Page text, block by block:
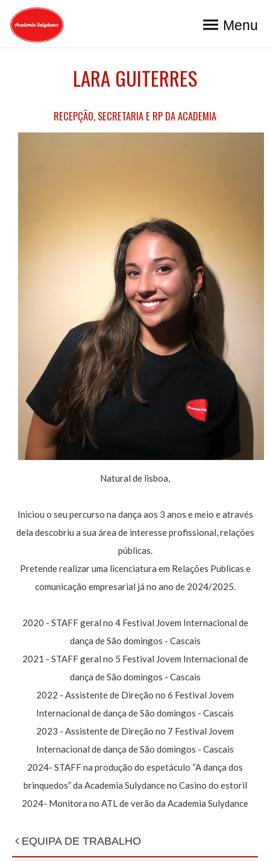
Menu
EQUIPA DE TRABALHO
LARA GUITERRES
RECEPÇÃO, SECRETARIA E RP DA ACADEMIA
Natural de lisboa,
Iniciou o seu percurso na dança aos 3 anos e meio e através
dela descobriu a sua área de interesse profissional, relações
públicas.
Pretende realizar uma licenciatura em Relações Publicas e
comunicação empresarial já no ano de 2024/2025.
2020 - STAFF geral no 4 Festival Jovem Internacional de
dança de São domingos - Cascais
2021 - STAFF geral no 5 Festival Jovem Internacional de
dança de São domingos - Cascais
2022 - Assistente de Direção no 6 Festival Jovem
Internacional de dança de São domingos - Cascais
2023 - Assistente de Direção no 7 Festival Jovem
Internacional de dança de São domingos - Cascais
2024- STAFF na produção do espetáculo “A dança dos
brinquedos” da Academia Sulydance no Casino do estoril
2024- Monitora no ATL de verão da Academia Sulydance